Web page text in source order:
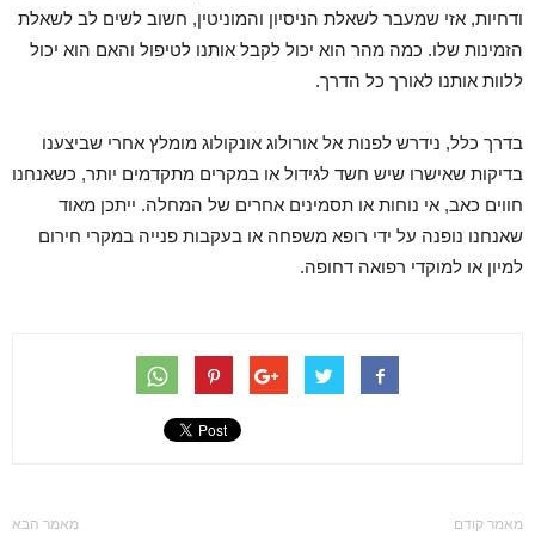
ודחיות, אזי שמעבר לשאלת הניסיון והמוניטין, חשוב לשים לב לשאלת
הזמינות שלו. כמה מהר הוא יכול לקבל אותנו לטיפול והאם הוא יכול
ללוות אותנו לאורך כל הדרך.
בדרך כלל, נידרש לפנות אל אורולוג אונקולוג מומלץ אחרי שביצענו
בדיקות שאישרו שיש חשד לגידול או במקרים מתקדמים יותר, כשאנחנו
חווים כאב, אי נוחות או תסמינים אחרים של המחלה. ייתכן מאוד
שאנחנו נופנה על ידי רופא משפחה או בעקבות פנייה במקרי חירום
למיון או למוקדי רפואה דחופה.
מאמר קודם מאמר הבא